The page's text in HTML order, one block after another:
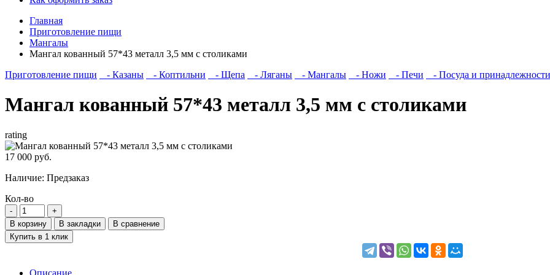
Главная
Приготовление пищи
Мангалы
Мангал кованный 57*43 металл 3,5 мм с столиками
Приготовление пищи
- Казаны - Коптильни - Щепа - Ляганы - Мангалы - Ножи - Печи - Посуда и принадлежности
Мангал кованный 57*43 металл 3,5 мм с столиками
rating
17 000 руб.
Наличие: Предзаказ
Кол-во
В корзину В закладки
В сравнение
Купить в 1 клик
Описание